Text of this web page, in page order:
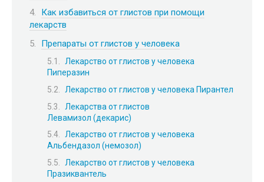
Как избавиться от глистов при помощи
лекарств
Препараты от глистов у человека
Лекарство от глистов у человека
Пиперазин
Лекарство от глистов у человека Пирантел
Лекарства от глистов
Левамизол (декарис)
Лекарство от глистов у человека
Альбендазол (немозол)
Лекарство от глистов у человека
Празиквантель